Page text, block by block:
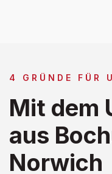
4 GRÜNDE FÜR
Mit dem
aus
Norwich